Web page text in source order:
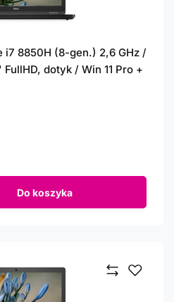
i7 8850H (8-gen.) 2,6 GHz /
dotyk / Win 11 Pro +
Do koszyka